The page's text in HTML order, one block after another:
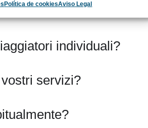
Política de cookiesAviso Legal
partner affidabile e consolidato
individuali?
servizi?